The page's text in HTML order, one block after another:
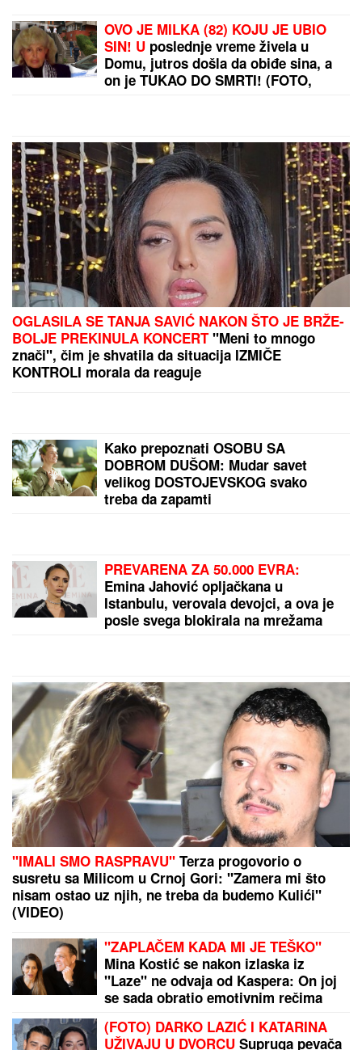
OGLASIO SE SLOBA RADANOVIĆ NAKON NAPADA
U BUDVIOtkrio šta se desilo sa taksistom: "Možda
ima neke probleme"
PREPORUKA ZA VAS
Veza sa pevačicom je ovog poznatog muškarca
odvela u propast: Bio najpoželjniji na estradi, pa se
odselio iz Srbije
Otac Hejli Biber, čuveni glumac,
otkrio zašto je NAPUSTIO HOLIVUD:
"Nisam hteo da budem kao Tom
Kruz", sreću pronašao u religiji -
OVO JE MILKA (82) KOJU JE UBIO
SIN! U poslednje vreme živela u
Domu, jutros došla da obiđe sina, a
on je TUKAO DO SMRTI! (FOTO,
OGLASILA SE TANJA SAVIĆ NAKON ŠTO JE BRŽE-
BOLJE PREKINULA KONCERT"Meni to mnogo
znači", čim je shvatila da situacija IZMIČE
KONTROLI morala da reaguje
Kako prepoznati OSOBU SA
DOBROM DUŠOM: Mudar savet
velikog DOSTOJEVSKOG svako
treba da zapamti